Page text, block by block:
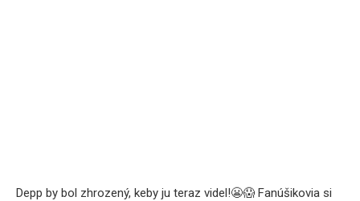
Depp by bol zhrozený, keby ju teraz videl!😬😱 Fanúšikovia si